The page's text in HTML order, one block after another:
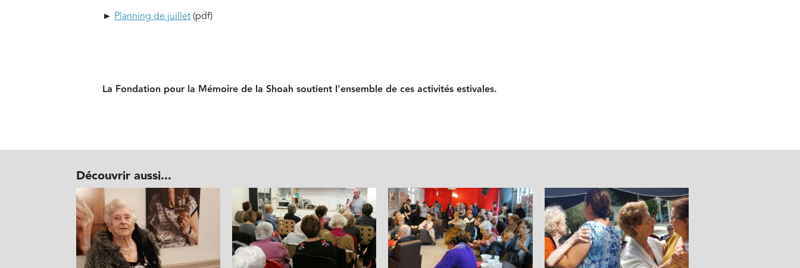
► Planning de juillet(pdf)
La Fondation pour la Mémoire de la Shoah soutient l'ensemble de ces activités estivales.
Découvrir aussi...